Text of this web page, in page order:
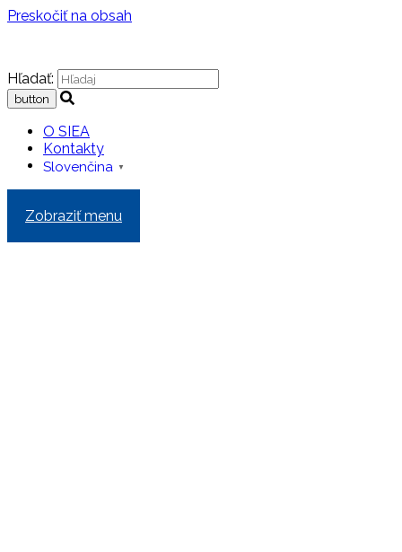
Preskočiť na obsah
Hľadať:
O SIEA
Kontakty
Slovenčina ▼
Zobraziť menu